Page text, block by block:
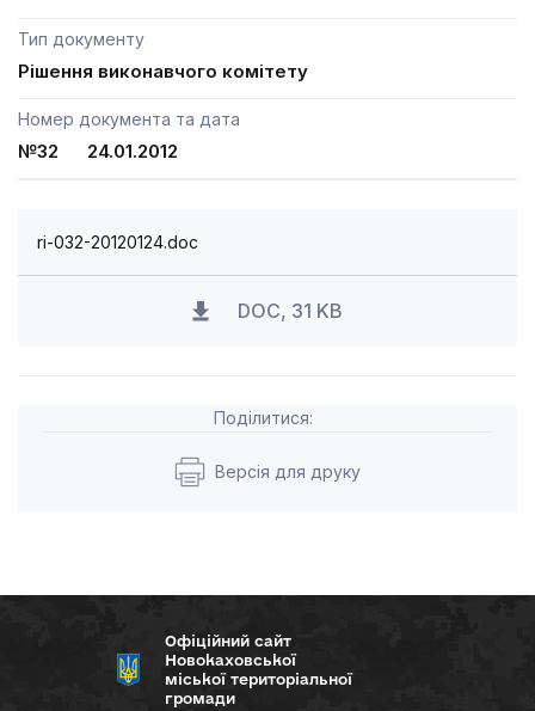
Тип документу
Рішення виконавчого комітету
Номер документа та дата
№32 24.01.2012
ri-032-20120124.doc
DOC, 31 KB
Поділитися:
Версія для друку
Офіційний сайт
Новокаховської
міської територіальної
громади